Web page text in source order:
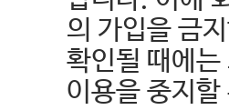
의 가입을 금
확인될 때에
이용을 중지